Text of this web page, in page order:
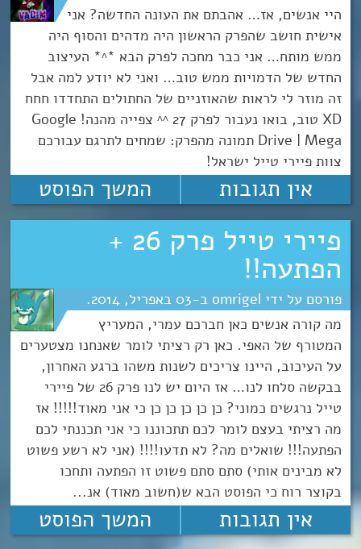
היי אנשים, אז… אהבתם את העונה החדשה? אני
אישית חושב שהפרק הראשון היה מדהים והסוף היה
ממש מותח… אני כבר מחכה לפרק הבא *^* העיצוב
החדש של הדמויות ממש טוב… ואני לא יודע למה אבל
זה מוזר לי לראות שהאוזניים של החתולים התחדדו חחח
XD טוב, בואו נעבור לפרק 27 ^^ צפייה מהנה! Google
Drive | Mega תמונה מהפרק: שמחים לתרגם עבורכם
צוות פיירי טייל ישראל!
אין תגובות המשך הפוסט
פיירי טייל פרק 26 +
הפתעה!!
omrigel
03 אפריל 2014
מה קורה אנשים כאן חברכם עמרי, המעריץ
המטורף של האפי. כאן רק רציתי לומר שאנחנו מצטערים
על העיכוב, היינו צריכים לשנות משהו ברגע האחרון,
בבקשה סלחו לנו… אז היום יש לנו פרק 26 של פיירי
טייל נרגשים כמוני? כן כן כן כן כן כי אני מאוד!!!!! אז
מה רציתי בעצם לומר לכם תתכוננו כי אני תכננתי לכם
הפתעה!!! שואלים מה? לא תדעו!!!! (אני לא רשע פשוט
לא מבינים אותי) סתם סתם פשוט זו הפתעה ותחכו
בקוצר רוח כי הפוסט הבא ש(חשוב מאוד) אנ...
אין תגובות המשך הפוסט